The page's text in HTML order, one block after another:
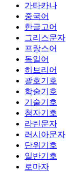
가타카나
중국어
한글고어
그리스문자
프랑스어
독일어
히브리어
괄호기호
학술기호
기술기호
첨자기호
라틴문자
러시아문자
단위기호
일반기호
로마자